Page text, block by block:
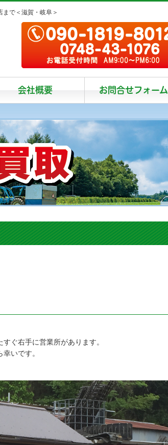
で＜滋賀・岐阜＞
会社概要 お問合せフォーム
ぐ右手に営業所があります。
いです。